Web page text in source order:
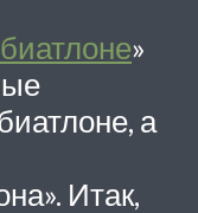
»
а
Итак,